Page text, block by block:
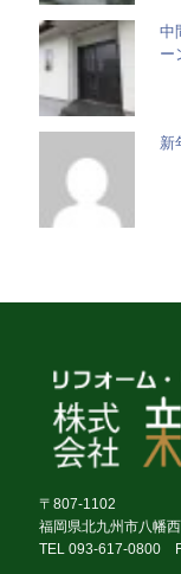
中
ー
新
〒807-1102
福岡県北九州市八幡
TEL 093-617-0800